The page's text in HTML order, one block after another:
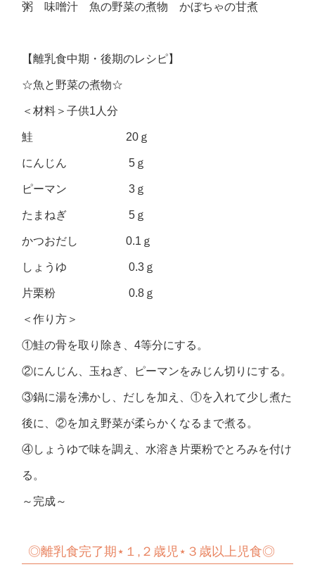
粥 味噌汁 魚の野菜の煮物 かぼちゃの甘煮
【離乳食中期・後期のレシピ】
☆魚と野菜の煮物☆
＜材料＞子供1人分
鮭 20ｇ
にんじん 5ｇ
ピーマン 3ｇ
たまねぎ 5ｇ
かつおだし 0.1ｇ
しょうゆ 0.3ｇ
片栗粉 0.8ｇ
＜作り方＞
①鮭の骨を取り除き、4等分にする。
②にんじん、玉ねぎ、ピーマンをみじん切りにする。
③鍋に湯を沸かし、だしを加え、①を入れて少し煮た
後に、②を加え野菜が柔らかくなるまで煮る。
④しょうゆで味を調え、水溶き片栗粉でとろみを付け
る。
～完成～
◎離乳食完了期⋆１,２歳児⋆３歳以上児食◎